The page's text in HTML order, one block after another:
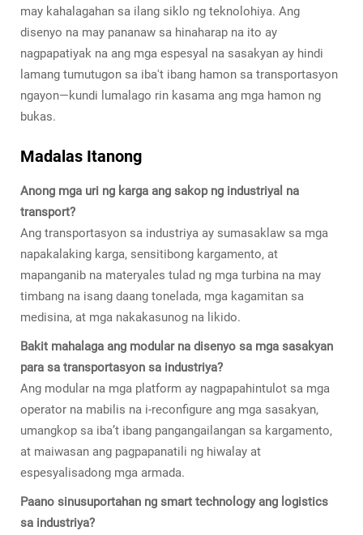
may kahalagahan sa ilang siklo ng teknolohiya. Ang
disenyo na may pananaw sa hinaharap na ito ay
nagpapatiyak na ang mga espesyal na sasakyan ay hindi
lamang tumutugon sa iba't ibang hamon sa transportasyon
ngayon—kundi lumalago rin kasama ang mga hamon ng
bukas.
Madalas Itanong
Anong mga uri ng karga ang sakop ng industriyal na
transport?
Ang transportasyon sa industriya ay sumasaklaw sa mga
napakalaking karga, sensitibong kargamento, at
mapanganib na materyales tulad ng mga turbina na may
timbang na isang daang tonelada, mga kagamitan sa
medisina, at mga nakakasunog na likido.
Bakit mahalaga ang modular na disenyo sa mga sasakyan
para sa transportasyon sa industriya?
Ang modular na mga platform ay nagpapahintulot sa mga
operator na mabilis na i-reconfigure ang mga sasakyan,
umangkop sa iba’t ibang pangangailangan sa kargamento,
at maiwasan ang pagpapanatili ng hiwalay at
espesyalisadong mga armada.
Paano sinusuportahan ng smart technology ang logistics
sa industriya?